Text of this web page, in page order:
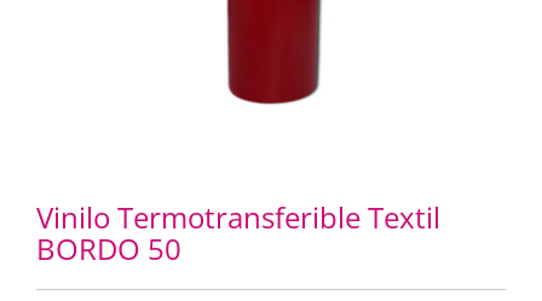
Vinilo Termotransferible Textil
BORDO 50